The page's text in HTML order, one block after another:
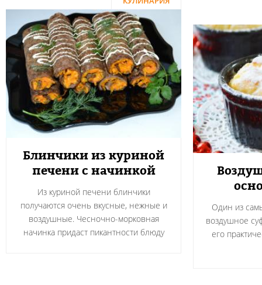
Блинчики из куриной
печени с начинкой
Из куриной печени блинчики
получаются очень вкусные, нежные и
воздушные. Чесночно-морковная
начинка придаст пикантности блюду
Один из
воздушное
его